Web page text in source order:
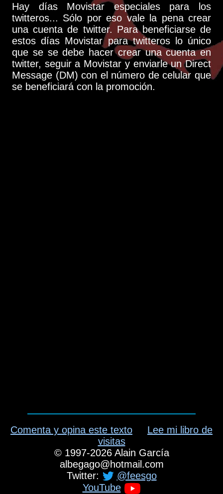
Hay días Movistar especiales para los
twitteros... Sólo por eso vale la pena crear
una cuenta de twitter. Para beneficiarse de
estos días Movistar para twitteros lo único
que se se debe hacer crear una cuenta en
twitter, seguir a Movistar y enviarle un Direct
Message (DM) con el número de celular que
se beneficiará con la promoción.
Comenta y opina este texto
Lee mi libro de
visitas
©1997-2026 Alain García
albegago@hotmail.com
Twitter:
@feesgo
YouTube